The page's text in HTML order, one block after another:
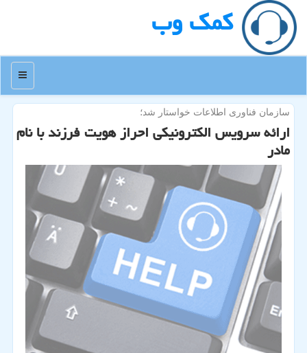
كمك وب
منو
سازمان فناوری اطلاعات خواستار شد؛
ارائه سرویس الكترونیكی احراز هویت فرزند با نام
مادر